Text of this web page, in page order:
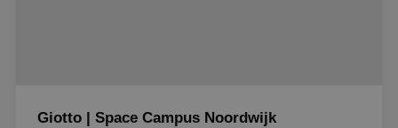
Giotto | Space Campus Noordwijk